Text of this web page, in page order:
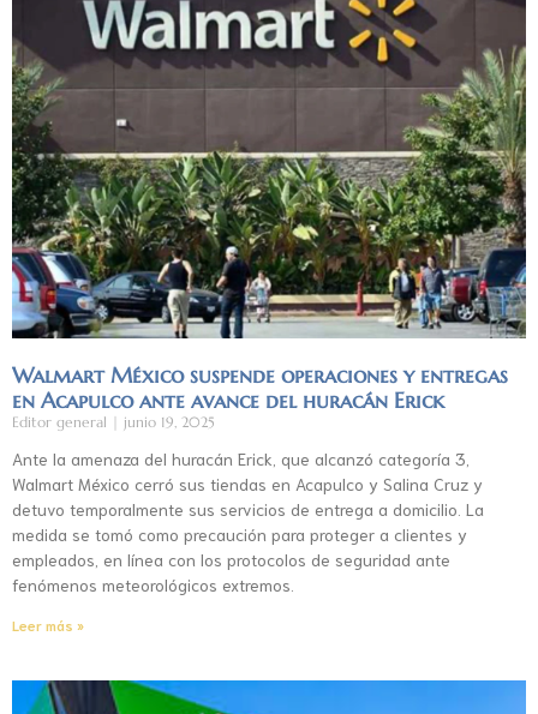
Walmart México suspende operaciones y entregas
en Acapulco ante avance del huracán Erick
Editor general junio 19, 2025
Ante la amenaza del huracán Erick, que alcanzó categoría 3,
Walmart México cerró sus tiendas en Acapulco y Salina Cruz y
detuvo temporalmente sus servicios de entrega a domicilio. La
medida se tomó como precaución para proteger a clientes y
empleados, en línea con los protocolos de seguridad ante
fenómenos meteorológicos extremos.
Leer más »